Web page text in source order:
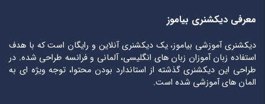
معرفی دیکشنری بیاموز
دیکشنری آموزشی بیاموز، یک دیکشنری آنلاین و رایگان است که با هدف
استفاده زبان آموزان زبان های انگلیسی، آلمانی و فرانسه طراحی شده. در
طراحی این دیکشنری گذشته از استاندارد بودن محتوا، توجه ویژه ای به
المان های آموزشی شده است.